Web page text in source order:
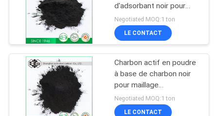
PRIVACY
POLICY
Charbon actif de
catégorie
comestible
21
d'adsorbant noir pour
décoloration
Negotiated MOQ:1 ton
LE CONTACT
Charbon actif en poudre
à base de charbon noir
pour maillage
d'adsorption 200-325
7440-44-0
Negotiated MOQ:1 ton
LE CONTACT